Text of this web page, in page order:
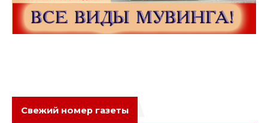
Свежий номер газеты